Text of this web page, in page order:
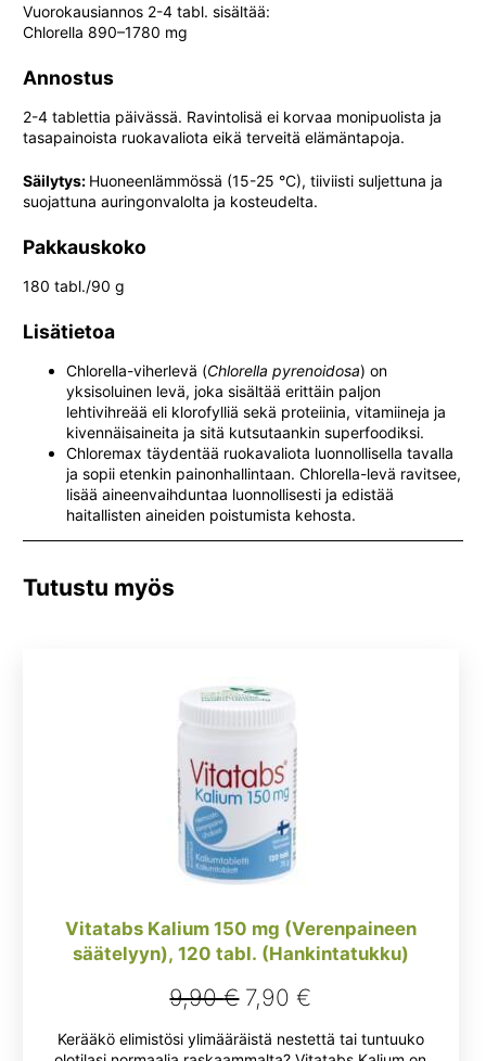
Vuorokausiannos 2-4 tabl. sisältää:
Chlorella 890–1780 mg
Annostus
2-4 tablettia päivässä. Ravintolisä ei korvaa monipuolista ja
tasapainoista ruokavaliota eikä terveitä elämäntapoja.
Säilytys: Huoneenlämmössä (15-25 °C), tiiviisti suljettuna ja
suojattuna auringonvalolta ja kosteudelta.
Pakkauskoko
180 tabl./90 g
Lisätietoa
Chlorella-viherlevä (Chlorella pyrenoidosa) on
yksisoluinen levä, joka sisältää erittäin paljon
lehtivihreää eli klorofylliä sekä proteiinia, vitamiineja ja
kivennäisaineita ja sitä kutsutaankin superfoodiksi.
Chloremax täydentää ruokavaliota luonnollisella tavalla
ja sopii etenkin painonhallintaan. Chlorella-levä ravitsee,
lisää aineenvaihduntaa luonnollisesti ja edistää
haitallisten aineiden poistumista kehosta.
Tutustu myös
Vitatabs Kalium 150 mg (Verenpaineen
säätelyyn), 120 tabl. (Hankintatukku)
9,90€ Alkuperäinen
hinta
7,90€
hinta
Kerääkö elimistösi ylimääräistä nestettä tai tuntuuko